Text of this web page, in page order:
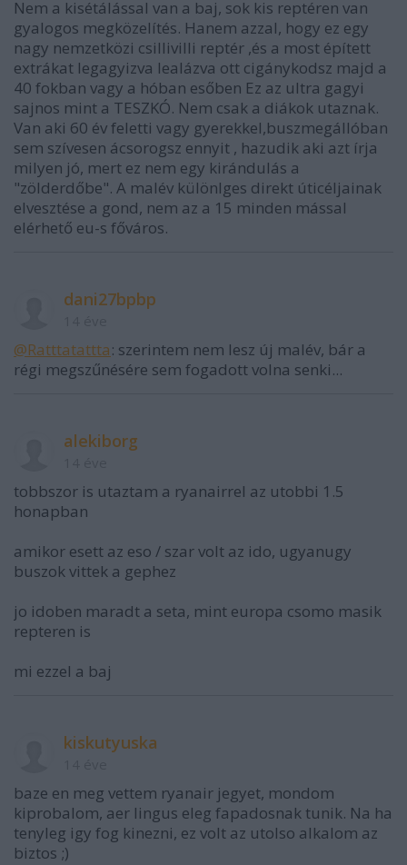
Nem a kisétálással van a baj, sok kis reptéren van
gyalogos megközelítés. Hanem azzal, hogy ez egy
nagy nemzetközi csillivilli reptér ,és a most épített
extrákat legagyizva lealázva ott cigánykodsz majd a
40 fokban vagy a hóban esőben Ez az ultra gagyi
sajnos mint a TESZKÓ. Nem csak a diákok utaznak.
Van aki 60 év feletti vagy gyerekkel,buszmegállóban
sem szívesen ácsorogsz ennyit , hazudik aki azt írja
milyen jó, mert ez nem egy kirándulás a
"zölderdőbe". A malév különlges direkt úticéljainak
elvesztése a gond, nem az a 15 minden mással
elérhető eu-s főváros.
dani27bpbp
@Ratttatattta: szerintem nem lesz új malév, bár a
régi megszűnésére sem fogadott volna senki...
alekiborg
tobbszor is utaztam a ryanairrel az utobbi 1.5
honapban
amikor esett az eso / szar volt az ido, ugyanugy
buszok vittek a gephez
jo idoben maradt a seta, mint europa csomo masik
repteren is
mi ezzel a baj
kiskutyuska
baze en meg vettem ryanair jegyet, mondom
kiprobalom, aer lingus eleg fapadosnak tunik. Na ha
tenyleg igy fog kinezni, ez volt az utolso alkalom az
biztos ;)